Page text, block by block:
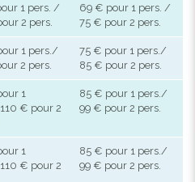
1 pers. /
2 pers.
69 € pour 1 pers. /
75 € pour 2 pers.
1 pers./
2 pers.
75 € pour 1 pers./
85 € pour 2 pers.
1
€ pour 2
85 € pour 1 pers./
99 € pour 2 pers.
1
€ pour 2
85 € pour 1 pers./
99 € pour 2 pers.